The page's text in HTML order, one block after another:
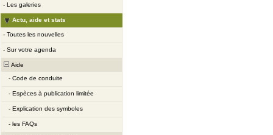
- Les galeries
Actu, aide et stats
- Toutes les nouvelles
- Sur votre agenda
Aide
- Code de conduite
- Espèces à publication limitée
- Explication des symboles
- les FAQs